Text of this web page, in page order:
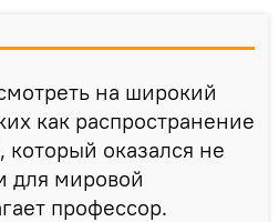
на широкий
как распространение
оказался не
для мировой
профессор.